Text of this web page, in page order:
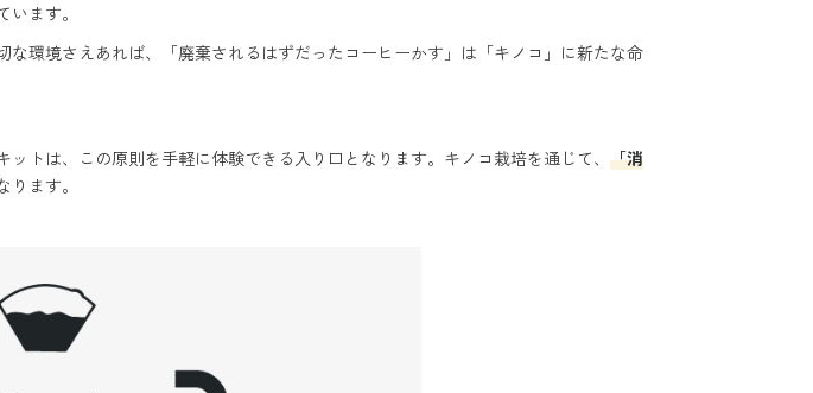
います。
環境さえあれば、「廃棄されるはずだったコーヒーかす」は「キノコ」に新たな命
トは、この原則を手軽に体験できる入り口となります。キノコ栽培を通じて、 「消
ます。